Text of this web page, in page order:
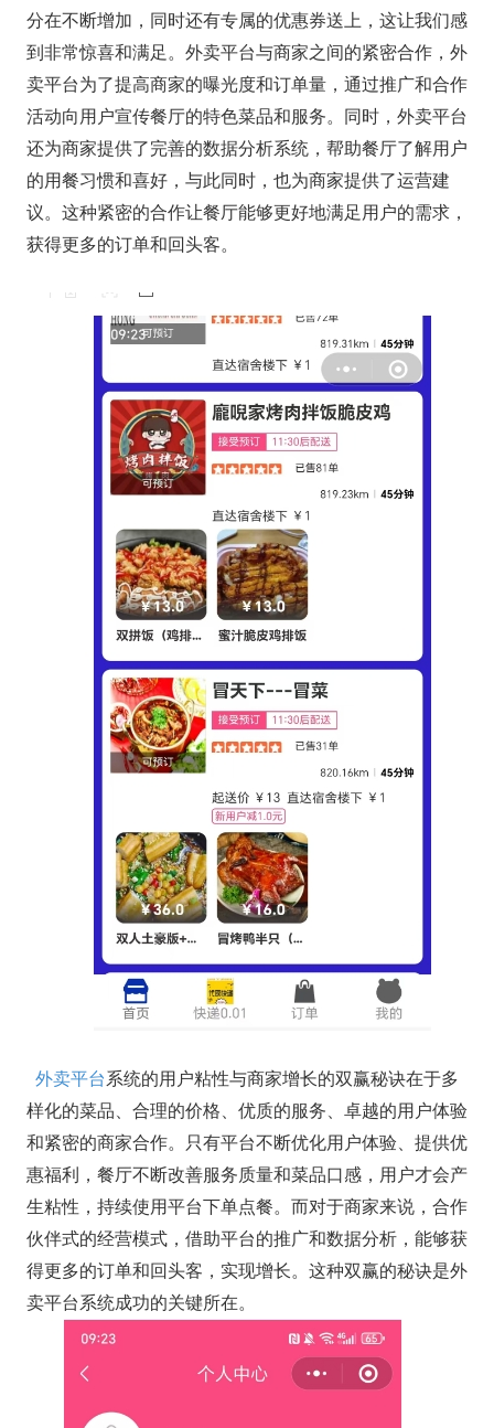
分在不断增加，同时还有专属的优惠券送上，这让我们感
到非常惊喜和满足。外卖平台与商家之间的紧密合作，外
卖平台为了提高商家的曝光度和订单量，通过推广和合作
活动向用户宣传餐厅的特色菜品和服务。同时，外卖平台
还为商家提供了完善的数据分析系统，帮助餐厅了解用户
的用餐习惯和喜好，与此同时，也为商家提供了运营建
议。这种紧密的合作让餐厅能够更好地满足用户的需求，
获得更多的订单和回头客。
外卖平台系统的用户粘性与商家增长的双赢秘诀在于多
样化的菜品、合理的价格、优质的服务、卓越的用户体验
和紧密的商家合作。只有平台不断优化用户体验、提供优
惠福利，餐厅不断改善服务质量和菜品口感，用户才会产
生粘性，持续使用平台下单点餐。而对于商家来说，合作
伙伴式的经营模式，借助平台的推广和数据分析，能够获
得更多的订单和回头客，实现增长。这种双赢的秘诀是外
卖平台系统成功的关键所在。